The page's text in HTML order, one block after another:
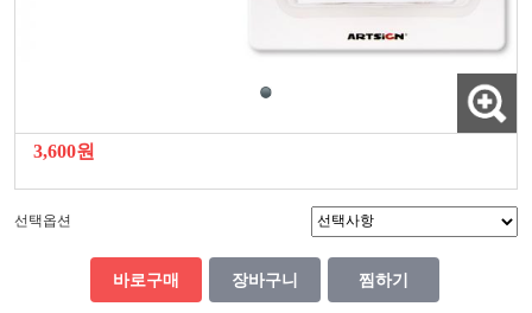
3,600원
선택옵션
바로구매 장바구니 찜하기